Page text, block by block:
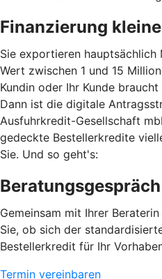
Finanzierung
Sie exportieren hauptsächlich
Wert zwischen 1 und 15
Kundin oder Ihr Kunde
Dann ist die digitale
Ausfuhrkredit-Gesellschaft
gedeckte Bestellerkredite
Sie. Und so geht's:
Gemeinsam mit Ihrer
Sie, ob sich der
Bestellerkredit für Ihr
Termin vereinbaren